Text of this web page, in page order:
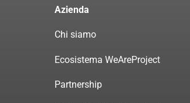
Azienda
Chi siamo
Ecosistema WeAreProject
Partnership